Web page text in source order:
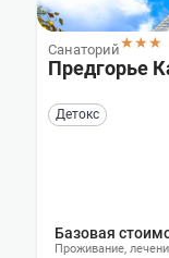
Санаторий★★★
Предгорье
Детокс
Базовая
Проживание,